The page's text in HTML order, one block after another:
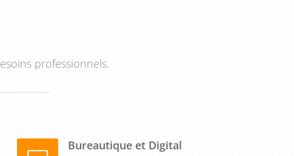
professionnels.
Bureautique et Digital